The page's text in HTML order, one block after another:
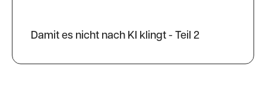
Damit es nicht nach KI klingt - Teil 2